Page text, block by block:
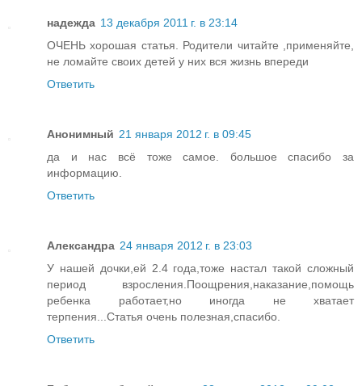
надежда 13 декабря 2011 г. в 23:14
ОЧЕНЬ хорошая статья. Родители читайте ,применяйте,
не ломайте своих детей у них вся жизнь впереди
Ответить
Анонимный 21 января 2012 г. в 09:45
да и нас всё тоже самое. большое спасибо за
информацию.
Ответить
Александра 24 января 2012 г. в 23:03
У нашей дочки,ей 2.4 года,тоже настал такой сложный
период взросления.Поощрения,наказание,помощь
ребенка работает,но иногда не хватает
терпения...Статья очень полезная,спасибо.
Ответить